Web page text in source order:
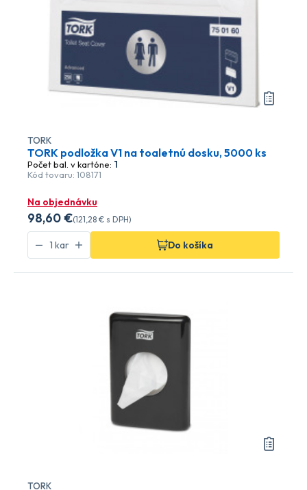
TORK
TORK podložka V1 na toaletnú dosku, 5000 ks
Počet bal. v kartóne: 1
Kód tovaru: 108171
Na objednávku
98,60 €(121,28 € s DPH)
Do košíka
TORK